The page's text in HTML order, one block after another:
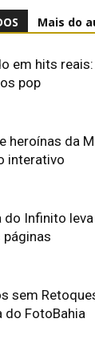
Mais do
em hits
pop
heroínas da
interativo
do Infinito
páginas
sem
do FotoBahia